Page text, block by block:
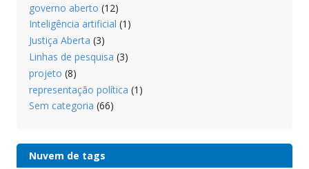
governo aberto (12)
Inteligência artificial (1)
Justiça Aberta (3)
Linhas de pesquisa (3)
projeto (8)
representação política (1)
Sem categoria (66)
Nuvem de tags